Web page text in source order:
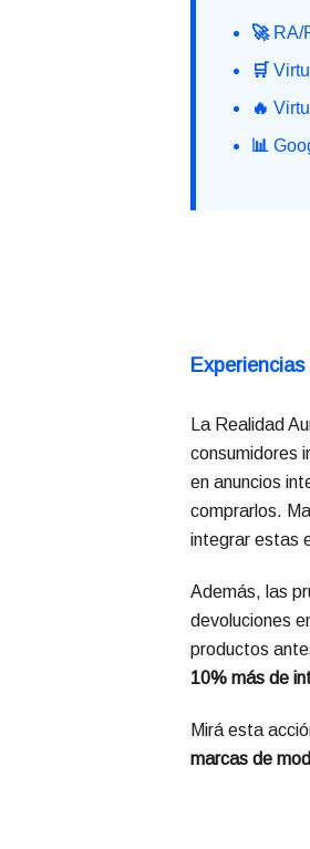
🚀 RA/
🛒
🔥
📊
La Realidad
consumidores
en anuncios
comprarlos.
integrar estas
Además, las
devoluciones
productos
10% más de
Mirá esta
marcas de